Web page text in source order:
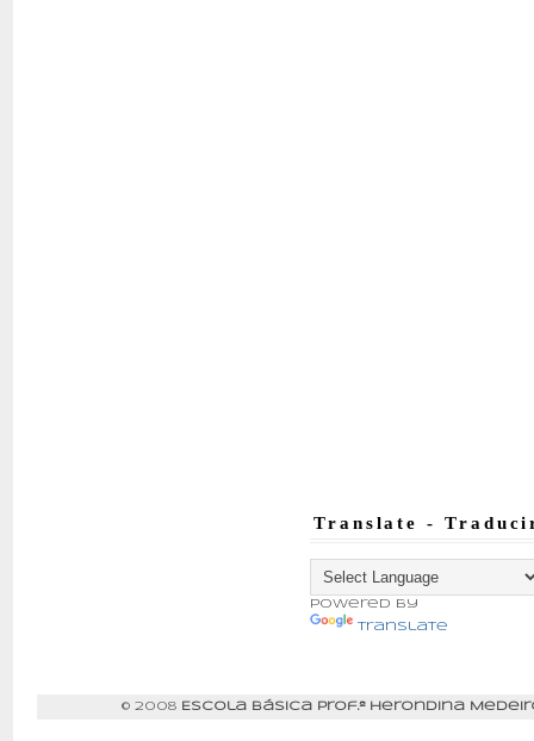
Translate -
Powered by
Translate
© 2008 Escola Básica Prof.ª Herondina